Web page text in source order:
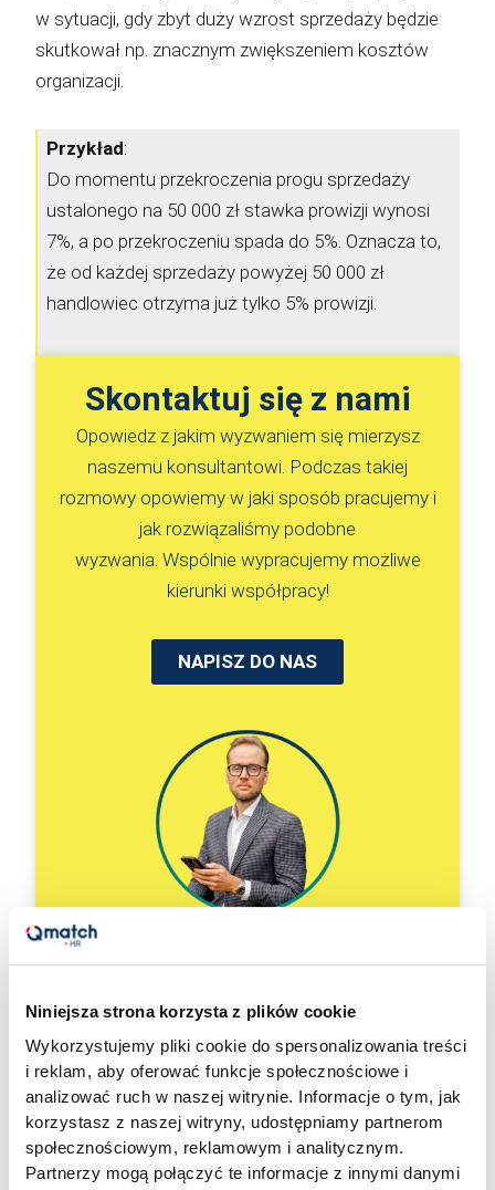
Niniejsza strona korzysta z plików cookie
Wykorzystujemy pliki cookie do spersonalizowania treści
i reklam, aby oferować funkcje społecznościowe i
analizować ruch w naszej witrynie. Informacje o tym, jak
korzystasz z naszej witryny, udostępniamy partnerom
społecznościowym, reklamowym i analitycznym.
Partnerzy mogą połączyć te informacje z innymi danymi
w sytuacji, gdy zbyt duży wzrost sprzedaży będzie
skutkował np. znacznym zwiększeniem kosztów
organizacji.
Przykład:
Do momentu przekroczenia progu sprzedaży
ustalonego na 50 000 zł stawka prowizji wynosi
7%, a po przekroczeniu spada do 5%. Oznacza to,
że od każdej sprzedaży powyżej 50 000 zł
handlowiec otrzyma już tylko 5% prowizji.
Skontaktuj się z nami​
Opowiedz z jakim wyzwaniem się mierzysz
naszemu konsultantowi. Podczas takiej
rozmowy opowiemy w jaki sposób pracujemy i
jak rozwiązaliśmy podobne
wyzwania. Wspólnie wypracujemy możliwe
kierunki współpracy!
NAPISZ DO NAS
+48 573 976 973
HELLO@QMATCH.PL
4. Zróżnicowanie prowizji